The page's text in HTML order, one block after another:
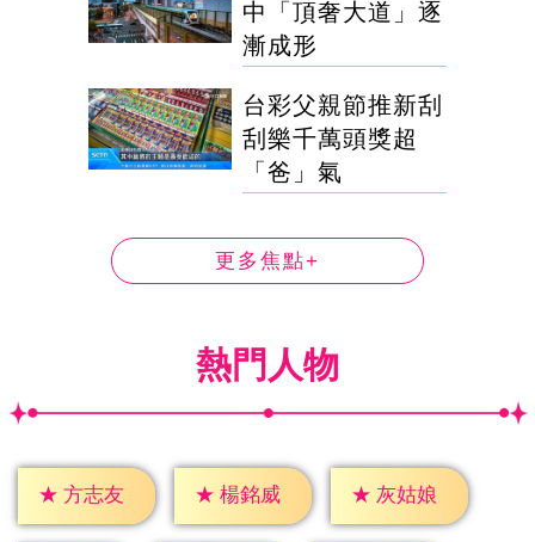
中「頂奢大道」逐
漸成形
台彩父親節推新刮
刮樂千萬頭獎超
「爸」氣
更多焦點+
熱門人物
★ 方志友 ★ 楊銘威 ★ 灰姑娘